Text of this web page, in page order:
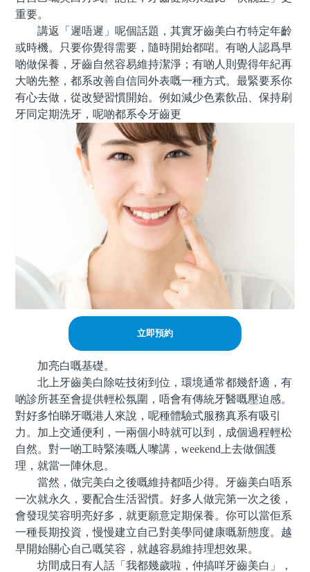
重要。
講返「遲唔遲」呢個話題，其實牙齒美白冇特定年齡
或時機。只要你覺得需要，隨時開始都啱。有啲人認爲早
啲做保養，牙齒自然容易維持潔淨；有啲人則覺得年紀再
大啲先整，都系改善自信同外表嘅一種方式。最緊要系你
有心去做，從改變習慣開始。例如減少色素飲品、保持刷
牙同定期洗牙，呢啲都系令牙齒更
立即預約
加亮白嘅基礎。
北上牙齒美白除咗技術到位，環境通常都幾舒適，有
啲診所甚至會提供輕松氛圍，唔會有傳統牙醫嘅壓迫感。
對好多怕睇牙嘅港人來說，呢種體驗式服務真系有吸引
力。加上交通便利，一兩個小時就可以到，成個過程輕松
自然。對一啲工時緊湊嘅人嚟講，weekend上去做個護
理，就當一陣休息。
當然，做完美白之後嘅維持都唔少得。牙齒美白唔系
一次就永久，要配合生活習慣。好多人做完第一次之後，
會發現笑容明亮好多，就更願意定期保養。你可以當佢系
一種長期投資，慢慢建立自己對美學同健康嘅新態度。越
早開始關心自己嘅笑容，就越容易維持理想效果。
坊間成日有人話「我都幾歲啦，仲搞咩牙齒美白」，